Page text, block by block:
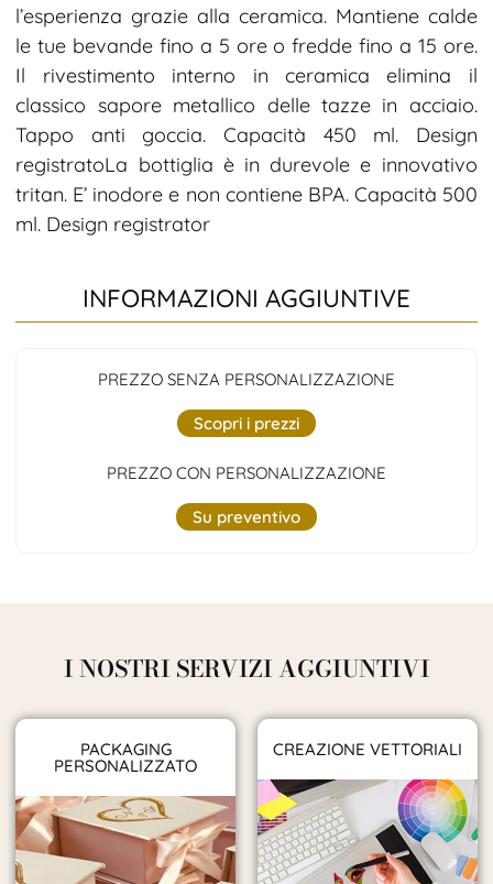
l’esperienza grazie alla ceramica. Mantiene calde
le tue bevande fino a 5 ore o fredde fino a 15 ore.
Il rivestimento interno in ceramica elimina il
classico sapore metallico delle tazze in acciaio.
Tappo anti goccia. Capacità 450 ml. Design
registratoLa bottiglia è in durevole e innovativo
tritan. E’ inodore e non contiene BPA. Capacità 500
ml. Design registrator
INFORMAZIONI AGGIUNTIVE
PREZZO SENZA PERSONALIZZAZIONE
Scopri i prezzi
PREZZO CON PERSONALIZZAZIONE
Su preventivo
I NOSTRI SERVIZI AGGIUNTIVI
PACKAGING
PERSONALIZZATO
CREAZIONE VETTORIALI